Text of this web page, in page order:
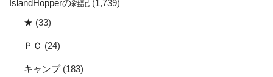
IslandHopperの雑記 (1,739)
★ (33)
ＰＣ (24)
キャンプ(183)